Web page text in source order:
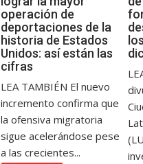
operación de
deportaciones de la
historia de Estados
Unidos: así están las
cifras
LEA TAMBIÉN El nuevo
incremento confirma que
la ofensiva migratoria
sigue acelerándose pese
a las crecientes...